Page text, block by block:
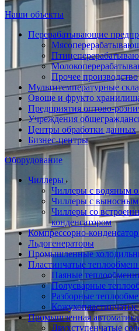
Наши объекты
Перерабатывающие
Прочее производство
Мультитемпературные
Овоще и фрукто
Предприятия оптово-
Учреждения
Центры обработки данных
Бизнес-центры
Оборудование
Чиллеры
Чиллеры с водяным
Чиллеры с
Чиллеры со
конденсатором
Компрессорно-
Льдогенераторы
Промышленные
Пластинчатые
Паяные
Полусварные
Разборные
Промышленная
Двухступенчатые